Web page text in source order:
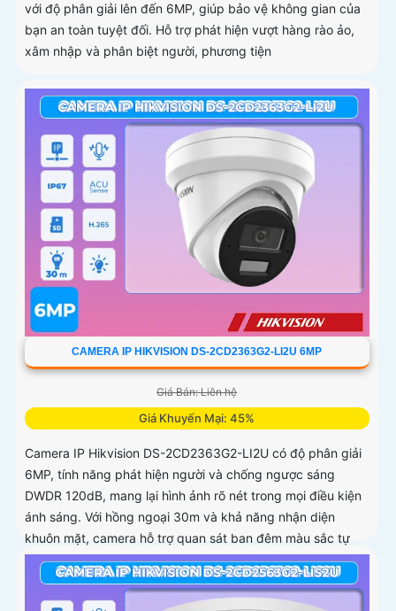
với độ phân giải lên đến 6MP, giúp bảo vệ không gian của
bạn an toàn tuyệt đối. Hỗ trợ phát hiện vượt hàng rào ảo,
xâm nhập và phân biệt người, phương tiện
CAMERA IP HIKVISION DS-2CD2363G2-LI2U 6MP
Giá Bán: Liên hệ
Giá Khuyến Mại: 45%
Camera IP Hikvision DS-2CD2363G2-LI2U có độ phân giải
6MP, tính năng phát hiện người và chống ngược sáng
DWDR 120dB, mang lại hình ảnh rõ nét trong mọi điều kiện
ánh sáng. Với hồng ngoại 30m và khả năng nhận diện
khuôn mặt, camera hỗ trợ quan sát ban đêm màu sắc tự
nhiên, phù hợp cho công trình